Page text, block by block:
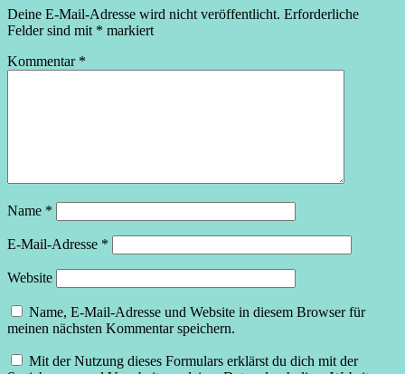
Deine E-Mail-Adresse wird nicht veröffentlicht. Erforderliche
Felder sind mit * markiert
Kommentar *
Name *
E-Mail-Adresse *
Website
Name, E-Mail-Adresse und Website in diesem Browser für
meinen nächsten Kommentar speichern.
Mit der Nutzung dieses Formulars erklärst du dich mit der